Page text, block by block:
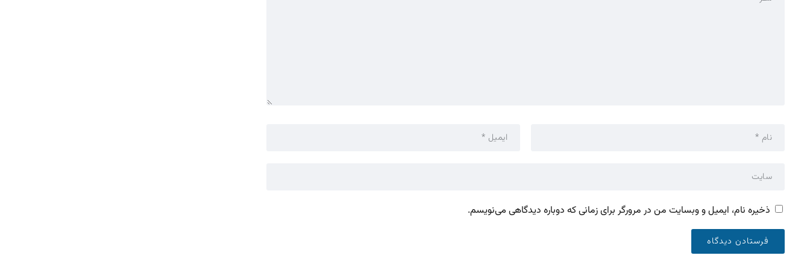
ذخیره نام، ایمیل و وبسایت من در مرورگر برای زمانی که دوباره دیدگاهی می‌نویسم.